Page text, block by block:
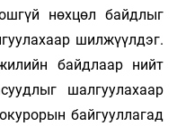
нөхцөл байдлыг
шилжүүлдэг.
байдлаар нийт
шалгуулахаар
байгууллагад